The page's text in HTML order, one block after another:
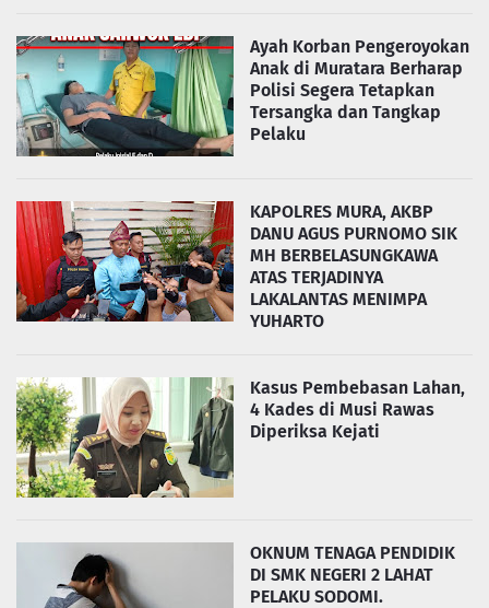
Ayah Korban Pengeroyokan
Anak di Muratara Berharap
Polisi Segera Tetapkan
Tersangka dan Tangkap
Pelaku
KAPOLRES MURA, AKBP
DANU AGUS PURNOMO SIK
MH BERBELASUNGKAWA
ATAS TERJADINYA
LAKALANTAS MENIMPA
YUHARTO
Kasus Pembebasan Lahan,
4 Kades di Musi Rawas
Diperiksa Kejati
OKNUM TENAGA PENDIDIK
DI SMK NEGERI 2 LAHAT
PELAKU SODOMI.